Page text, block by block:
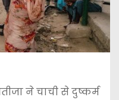
ने चाची से दुष्कर्म